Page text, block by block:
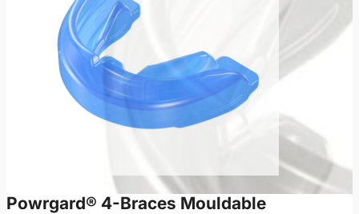
Powrgard® 4-Braces Mouldable